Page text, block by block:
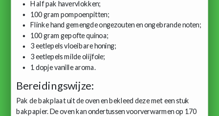
Half pak havervlokken;
100 gram pompoenpitten;
Flinke hand gemengde ongezouten en ongebrande noten;
100 gram gepofte quinoa;
3 eetlepels vloeibare honing;
3 eetlepels milde olijfole;
1 dopje vanille aroma.
Bereidingswijze:
Pak de bakplaat uit de oven en bekleed deze met een stuk
bakpapier. De oven kan ondertussen voorverwarmen op 170